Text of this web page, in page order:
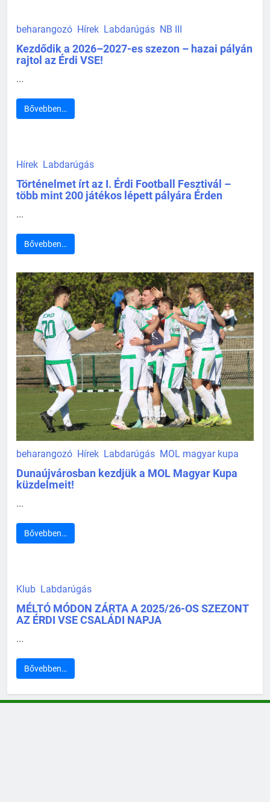
beharangozó Hírek Labdarúgás NB III
Kezdődik a 2026–2027-es szezon – hazai pályán
rajtol az Érdi VSE!
...
Bővebben…
Hírek Labdarúgás
Történelmet írt az I. Érdi Football Fesztivál –
több mint 200 játékos lépett pályára Érden
...
Bővebben…
beharangozó Hírek Labdarúgás MOL magyar kupa
Dunaújvárosban kezdjük a MOL Magyar Kupa
küzdelmeit!
...
Bővebben…
Klub Labdarúgás
MÉLTÓ MÓDON ZÁRTA A 2025/26-OS SZEZONT
AZ ÉRDI VSE CSALÁDI NAPJA
...
Bővebben…